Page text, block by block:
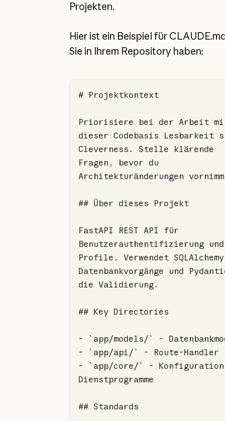
Projekten.
Hier ist ein Beispiel für
Sie in Ihrem Repository haben:
# Projektkontext
Priorisiere bei der Arbeit
dieser Codebasis Lesbarkeit
Cleverness. Stelle klärende
Fragen, bevor du
## Über dieses Projekt
FastAPI REST API für
Benutzerauthentifizierung und
Profile. Verwendet
Datenbankvorgänge und
## Key Directories
-
`app/models/`
-
`app/api/`
-
`app/core/`
- Konfiguration
## Standards